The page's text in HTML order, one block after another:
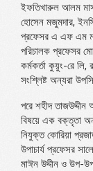
ইফতিখারুল আলম
হোসেন মজুমদার,
প্রফেসর এ এফ এম
পরিচালক প্রফেসর
কর্মকর্তা কুয়ুং-রে
সংশ্লিষ্ট অন্যরা
পরে শহীদ তাজউদ্দীন
বিষয়ে এক বক্তৃতা
নিযুক্ত কোরিয়া
উপাচার্য প্রফেসর
মাঈন উদ্দীন ও উপ-